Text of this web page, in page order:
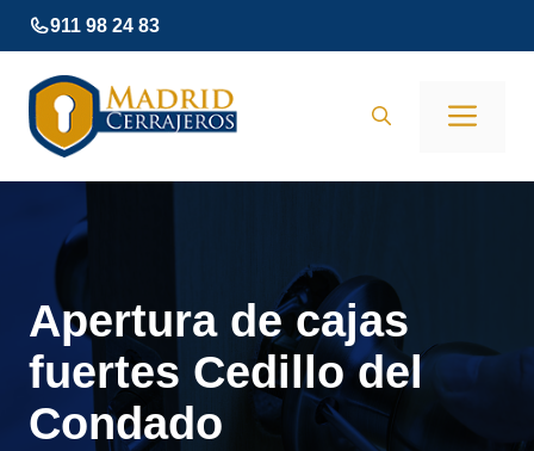
Saltar
al
contenido
911 98 24 83
Apertura de cajas
fuertes Cedillo del
Condado